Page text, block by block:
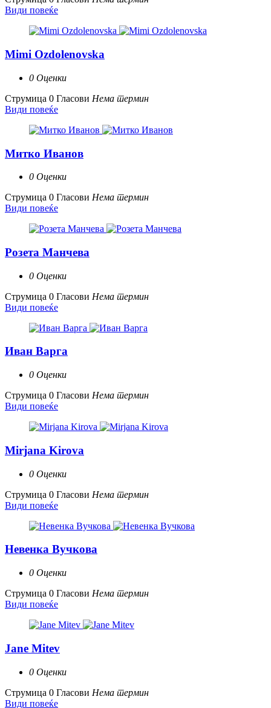
Види повеќе
Mimi Ozdolenovska
0 Оценки
Струмица 0 Гласови Нема термин
Види повеќе
Митко Иванов
0 Оценки
Струмица 0 Гласови Нема термин
Види повеќе
Розета Манчева
0 Оценки
Струмица 0 Гласови Нема термин
Види повеќе
Иван Варга
0 Оценки
Струмица 0 Гласови Нема термин
Види повеќе
Mirjana Kirova
0 Оценки
Струмица 0 Гласови Нема термин
Види повеќе
Невенка Вучкова
0 Оценки
Струмица 0 Гласови Нема термин
Види повеќе
Jane Mitev
0 Оценки
Струмица 0 Гласови Нема термин
Види повеќе